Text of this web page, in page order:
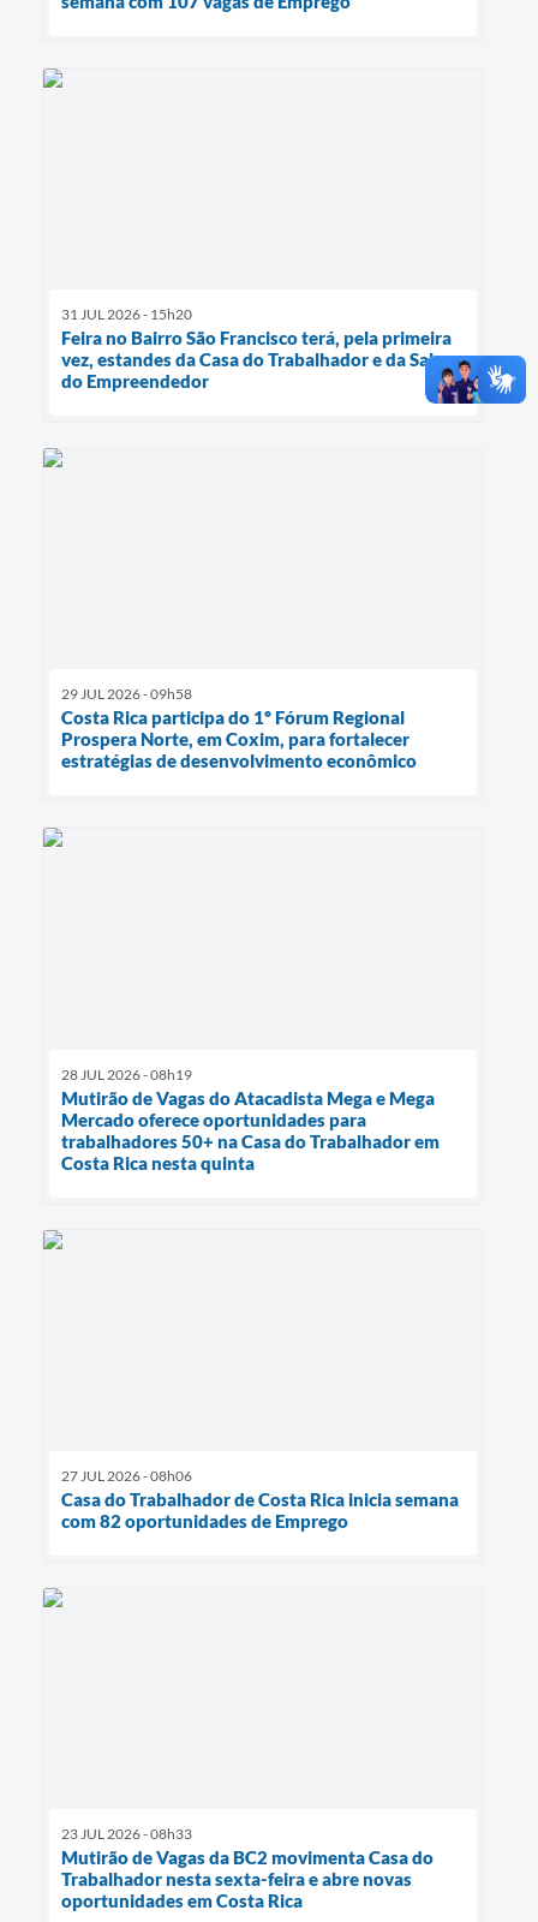
31 JUL 2026 - 15h20
Feira no Bairro São Francisco terá, pela primeira
vez, estandes da Casa do Trabalhador e da Sala
do Empreendedor
29 JUL 2026 - 09h58
Costa Rica participa do 1º Fórum Regional
Prospera Norte, em Coxim, para fortalecer
estratégias de desenvolvimento econômico
28 JUL 2026 - 08h19
Mutirão de Vagas do Atacadista Mega e Mega
Mercado oferece oportunidades para
trabalhadores 50+ na Casa do Trabalhador em
Costa Rica nesta quinta
27 JUL 2026 - 08h06
Casa do Trabalhador de Costa Rica inicia semana
com 82 oportunidades de Emprego
23 JUL 2026 - 08h33
Mutirão de Vagas da BC2 movimenta Casa do
Trabalhador nesta sexta-feira e abre novas
oportunidades em Costa Rica